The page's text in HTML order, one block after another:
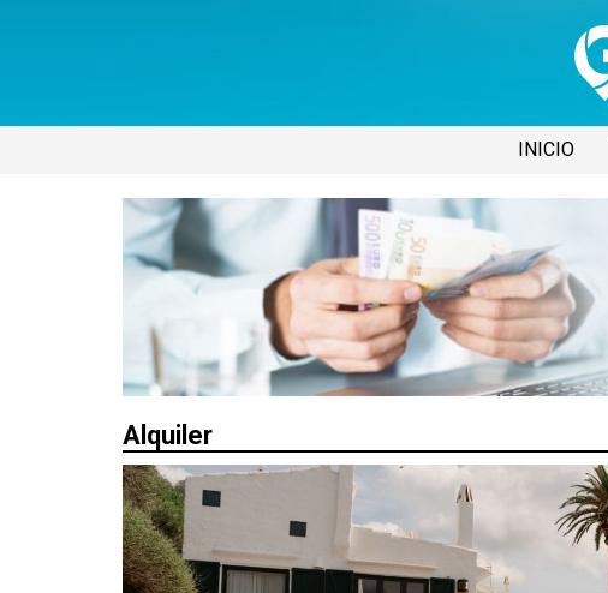
INICIO
Alquiler